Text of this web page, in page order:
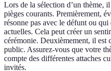
Lors de la sélection d’un thème,
pièges courants. Premièrement,
résonne pas avec le défunt ou qui
actuelles. Cela peut créer un
cérémonie. Deuxièmement, il est
public. Assurez-vous que votre
compte des différentes attaches
invités.